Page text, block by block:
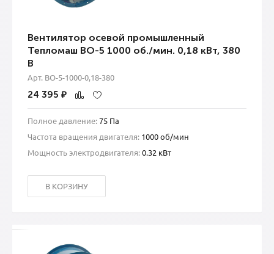
Вентилятор осевой промышленный
Тепломаш ВО-5 1000 об./мин. 0,18 кВт, 380
В
Арт. ВО-5-1000-0,18-380
24 395 ₽
Полное давление:75 Па
Частота вращения двигателя: 1000 об/мин
Мощность электродвигателя:0.32 кВт
В КОРЗИНУ